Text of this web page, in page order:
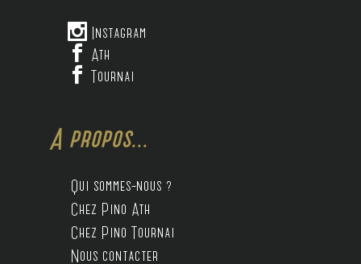
 Instagram
 Ath
 Tournai
A propos...
Qui sommes-nous ?
Chez Pino Ath
Chez Pino Tournai
Nous contacter